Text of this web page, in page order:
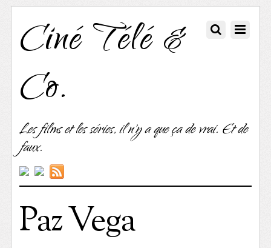
Ciné Télé &
Co.
Les films et les séries, il n'y a que ça de vrai. Et de
faux.
Paz Vega